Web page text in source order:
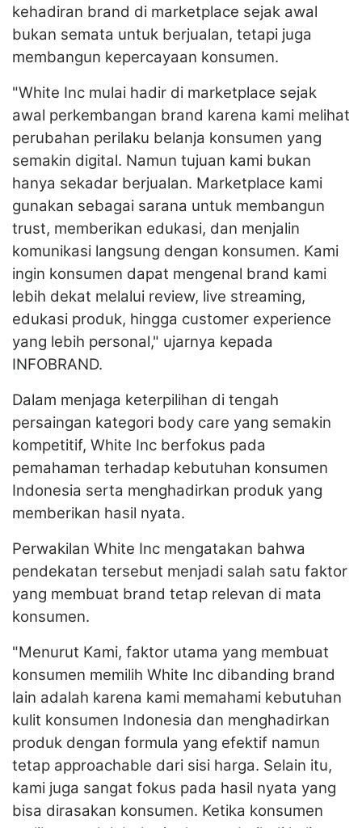
kehadiran brand di marketplace sejak awal
bukan semata untuk berjualan, tetapi juga
membangun kepercayaan konsumen.
"White Inc mulai hadir di marketplace sejak
awal perkembangan brand karena kami melihat
perubahan perilaku belanja konsumen yang
semakin digital. Namun tujuan kami bukan
hanya sekadar berjualan. Marketplace kami
gunakan sebagai sarana untuk membangun
trust, memberikan edukasi, dan menjalin
komunikasi langsung dengan konsumen. Kami
ingin konsumen dapat mengenal brand kami
lebih dekat melalui review, live streaming,
edukasi produk, hingga customer experience
yang lebih personal," ujarnya kepada
INFOBRAND.
Dalam menjaga keterpilihan di tengah
persaingan kategori body care yang semakin
kompetitif, White Inc berfokus pada
pemahaman terhadap kebutuhan konsumen
Indonesia serta menghadirkan produk yang
memberikan hasil nyata.
Perwakilan White Inc mengatakan bahwa
pendekatan tersebut menjadi salah satu faktor
yang membuat brand tetap relevan di mata
konsumen.
"Menurut Kami, faktor utama yang membuat
konsumen memilih White Inc dibanding brand
lain adalah karena kami memahami kebutuhan
kulit konsumen Indonesia dan menghadirkan
produk dengan formula yang efektif namun
tetap approachable dari sisi harga. Selain itu,
kami juga sangat fokus pada hasil nyata yang
bisa dirasakan konsumen. Ketika konsumen